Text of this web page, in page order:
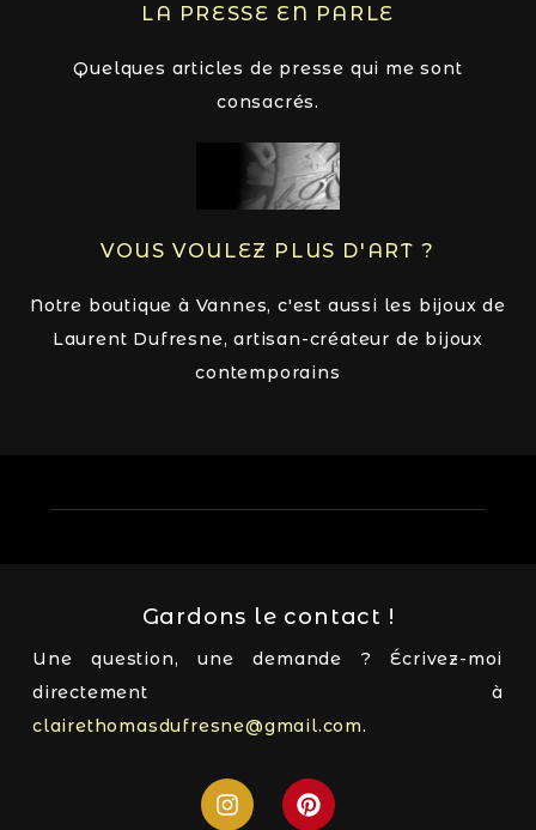
LA PRESSE EN PARLE
Quelques articles de presse qui me sont
consacrés.
VOUS VOULEZ PLUS D'ART ?
Notre boutique à Vannes, c'est aussi les bijoux de
Laurent Dufresne, artisan-créateur de bijoux
contemporains
Gardons le contact !
Une question, une demande ? Écrivez-moi
directement à
clairethomasdufresne@gmail.com.